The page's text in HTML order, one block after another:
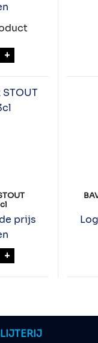
0.0%
+
prijs
STOUT
+